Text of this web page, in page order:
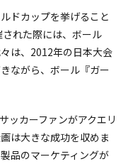
ドカップを挙げること
れた際には、ボール
は、2012年の日本大会
ながら、ボール『ガー
ッカーファンがアクエリ
は大きな成功を収めま
品のマーケティングが